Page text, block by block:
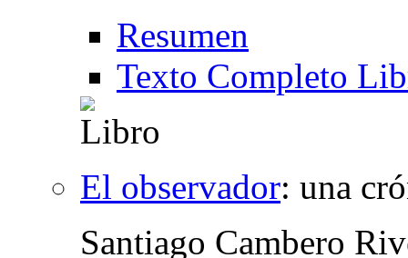
Resumen
Texto Completo
El observador: una
Santiago Cambero